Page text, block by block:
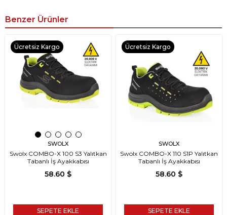
Benzer Ürünler
SWOLX
Swolx COMBO-X 100 S3 Yalıtkan
Tabanlı İş Ayakkabısı
58.60 $
SEPETE EKLE
Ücretsiz Kargo
SWOLX
Swolx COMBO-X 110 S1P Yalıtkan
Tabanlı İş Ayakkabısı
58.60 $
SEPETE EKLE
Ücretsiz Kargo